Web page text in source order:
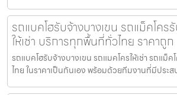
รถแบคโฮรับจ้างบางเขน รถแม็คโคร
ให้เช่า บริการทุกพื้นที่ทั่วไทย ราคาถูก
รถแบคโฮรับจ้างบางเขน รถแมคโครให้เช่า รถแม็
ไทย ในราคาเป็นกันเอง พร้อมด้วยทีมงานที่มีประ